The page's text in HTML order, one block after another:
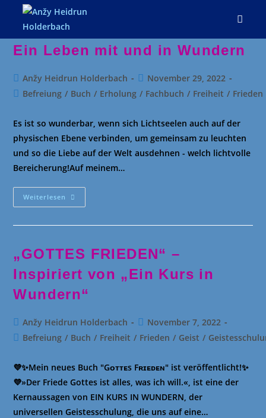
springen
Ein Leben mit und in Wundern
Beitrags-
Autor:
Anžy Heidrun Holderbach
Beitrag
veröffentlicht:
November 29, 2022
Beitrags-
Befreiung / Buch / Erholung / Fachbuch / Freiheit / Frieden
Es ist so wunderbar, wenn sich Lichtseelen auch auf der
physischen Ebene verbinden, um gemeinsam zu leuchten
und so die Liebe auf der Welt ausdehnen - welch lichtvolle
Bereicherung!Auf meinem…
Weiterlesen Ein
Leben
„GOTTES FRIEDEN“ –
Inspiriert von „Ein Kurs in
Wundern“
Beitrags-
Autor:
Anžy Heidrun Holderbach
Beitrag
veröffentlicht:
November 7, 2022
Beitrags-
Befreiung / Buch / Freiheit / Frieden / Geist /
💜✨Mein neues Buch "Gᴏᴛᴛᴇs Fʀɪᴇᴅᴇɴ" ist veröffentlicht!✨
💜»Der Friede Gottes ist alles, was ich will.«, ist eine der
Kernaussagen von EIN KURS IN WUNDERN, der
universellen Geistesschulung, die uns auf eine…